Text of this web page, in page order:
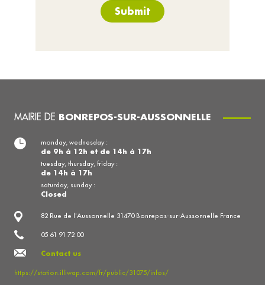
Submit
MAIRIE DE BONREPOS-SUR-AUSSONNELLE
82 Rue de l'Aussonnelle 31470 Bonrepos-sur-Aussonnelle France
05 61 91 72 00
Contact us
https://station.illiwap.com/fr/public/31075/infos/
monday, wednesday :
de 9h à 12h et de 14h à 17h
tuesday, thursday, friday :
de 14h à 17h
saturday, sunday :
Closed